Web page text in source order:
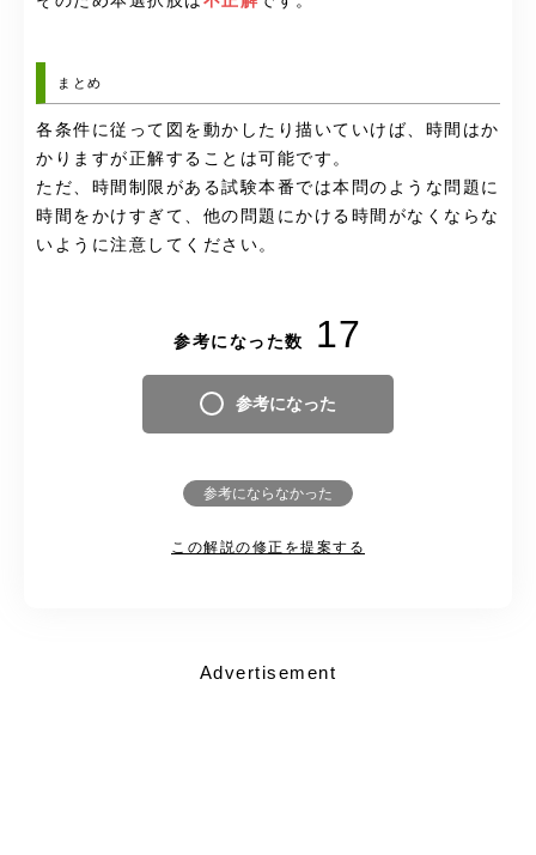
まとめ
各条件に従って図を動かしたり描いていけば、時間はか
かりますが正解することは可能です。
ただ、時間制限がある試験本番では本問のような問題に
時間をかけすぎて、他の問題にかける時間がなくならな
いように注意してください。
参考になった数 17
参考になった
参考にならなかった
この解説の修正を提案する
Advertisement